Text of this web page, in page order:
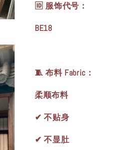
🆔 服饰代号：
BE18
🧵 布料 Fabric：
柔顺布料
✔ 不贴身
✔ 不显肚